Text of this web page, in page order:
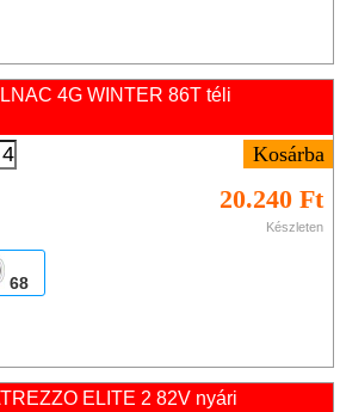
4G WINTER 86T téli
20.240 Ft
Készleten
68
ELITE 2 82V nyári